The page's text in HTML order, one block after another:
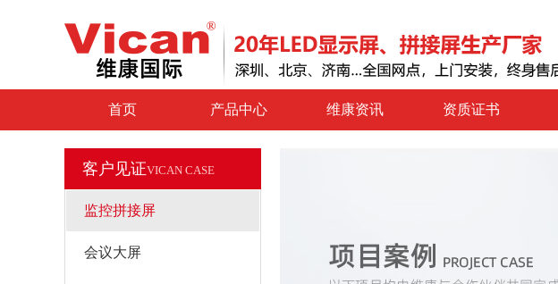
首页 产品中心 维康资讯 资质证书
客户见证VICAN CASE
监控拼接屏
会议大屏